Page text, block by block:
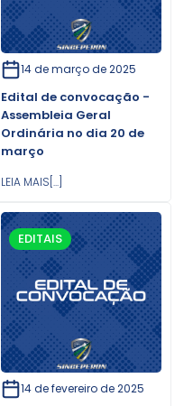
14 de março de 2025
Edital de convocação -
Assembleia Geral
Ordinária no dia 20 de
março
LEIA MAIS[...]
EDITAIS
14 de fevereiro de 2025